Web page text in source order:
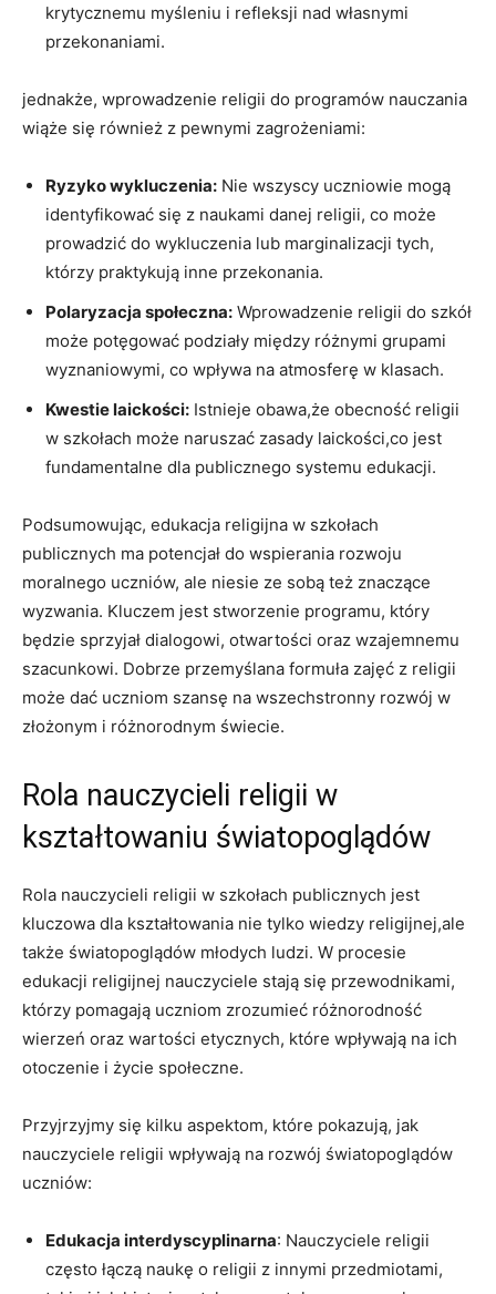
krytycznemu myśleniu i refleksji nad własnymi
przekonaniami.
jednakże, wprowadzenie religii do programów nauczania
wiąże się również z pewnymi zagrożeniami:
Ryzyko wykluczenia: Nie wszyscy uczniowie mogą
identyfikować się z naukami danej religii, co może
prowadzić do wykluczenia lub marginalizacji tych,
którzy praktykują inne przekonania.
Polaryzacja społeczna: Wprowadzenie religii do szkół
może potęgować podziały między różnymi grupami
wyznaniowymi, co wpływa na atmosferę w klasach.
Kwestie laickości: Istnieje obawa,że obecność religii
w szkołach może naruszać zasady laickości,co jest
fundamentalne dla publicznego systemu edukacji.
Podsumowując, edukacja religijna w szkołach
publicznych ma potencjał do wspierania rozwoju
moralnego uczniów, ale niesie ze sobą też znaczące
wyzwania. Kluczem jest stworzenie programu, który
będzie sprzyjał dialogowi, otwartości oraz wzajemnemu
szacunkowi. Dobrze przemyślana formuła zajęć z religii
może dać uczniom szansę na wszechstronny rozwój w
złożonym i różnorodnym świecie.
Rola nauczycieli religii w
kształtowaniu światopoglądów
Rola nauczycieli religii w szkołach publicznych jest
kluczowa dla kształtowania nie tylko wiedzy religijnej,ale
także światopoglądów młodych ludzi. W procesie
edukacji religijnej nauczyciele stają się przewodnikami,
którzy pomagają uczniom zrozumieć różnorodność
wierzeń oraz wartości etycznych, które wpływają na ich
otoczenie i życie społeczne.
Przyjrzyjmy się kilku aspektom, które pokazują, jak
nauczyciele religii wpływają na rozwój światopoglądów
uczniów:
Edukacja interdyscyplinarna: Nauczyciele religii
często łączą naukę o religii z innymi przedmiotami,